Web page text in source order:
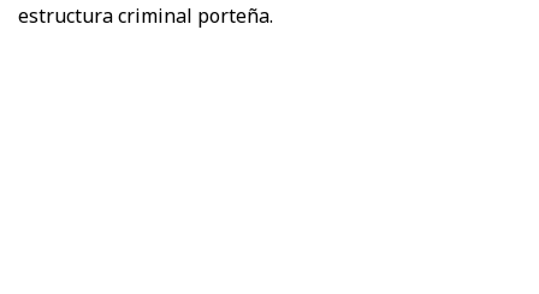
estructura criminal porteña.